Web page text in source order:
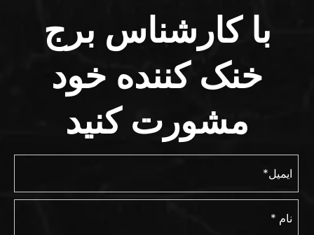
با کارشناس برج
خنک کننده خود
مشورت کنید